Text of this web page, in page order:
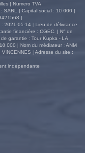
| Numero TVA
SARL | Capital social : 10 000 |
|
2021-05-14 | Lieu de délivrance
financière : CGEC. | N° de
garantie : Tour Kupka - LA
000 | Nom du médiateur : ANM
| Adresse du site :
indépendante